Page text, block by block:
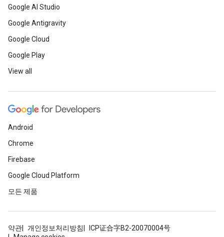
Google AI Studio
Google Antigravity
Google Cloud
Google Play
View all
Android
Chrome
Firebase
Google Cloud Platform
모든 제품
약관 개인정보처리방침
ICP证合字B2-20070004号